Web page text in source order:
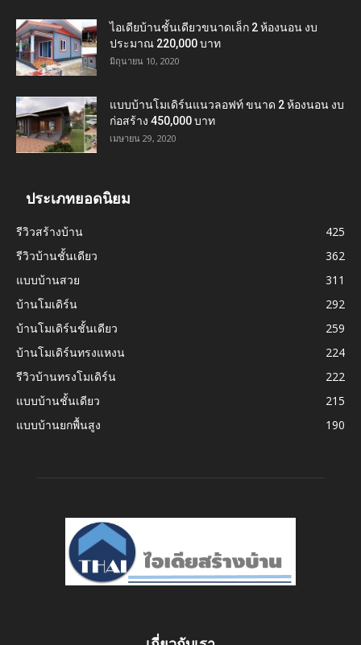
ไอเดียบ้านชั้นเดียวขนาดเล็ก 2 ห้องนอน งบ
ประมาณ 220,000 บาท
มิถุนายน 10, 2020
แบบบ้านโมเดิร์นแนวลอฟท์ ขนาด 2 ห้องนอน งบ
ก่อสร้าง 450,000 บาท
เมษายน 29, 2020
ประเภทยอดนิยม
รีวิวสร้างบ้าน
425
รีวิวบ้านชั้นเดียว
362
แบบบ้านสวย
311
บ้านโมเดิร์น
292
บ้านโมเดิร์นชั้นเดียว
259
บ้านโมเดิร์นทรงแหงน
224
รีวิวบ้านทรงโมเดิร์น
222
แบบบ้านชั้นเดียว
215
แบบบ้านยกพื้นสูง
190